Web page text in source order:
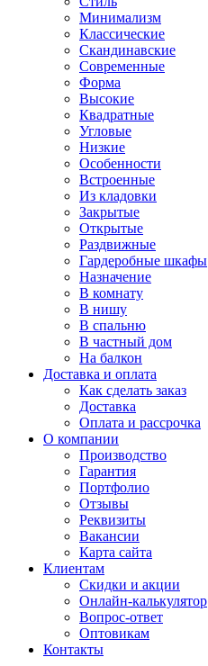
Минимализм
Классические
Скандинавские
Современные
Форма
Высокие
Квадратные
Угловые
Низкие
Особенности
Встроенные
Из кладовки
Закрытые
Открытые
Раздвижные
Гардеробные шкафы
Назначение
В комнату
В нишу
В спальню
В частный дом
На балкон
Доставка и оплата
Как сделать заказ
Доставка
Оплата и рассрочка
О компании
Производство
Гарантия
Портфолио
Отзывы
Реквизиты
Вакансии
Карта сайта
Клиентам
Скидки и акции
Онлайн-калькулятор
Вопрос-ответ
Оптовикам
Контакты